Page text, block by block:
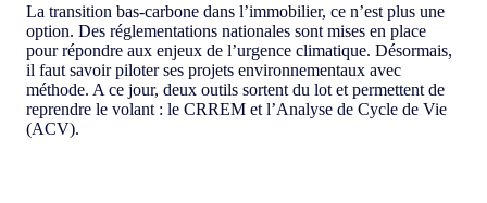
La transition bas-carbone dans l’immobilier, ce n’est plus une
option. Des réglementations nationales sont mises en place
pour répondre aux enjeux de l’urgence climatique. Désormais,
il faut savoir piloter ses projets environnementaux avec
méthode. A ce jour, deux outils sortent du lot et permettent de
reprendre le volant : le CRREM et l’Analyse de Cycle de Vie
(ACV).